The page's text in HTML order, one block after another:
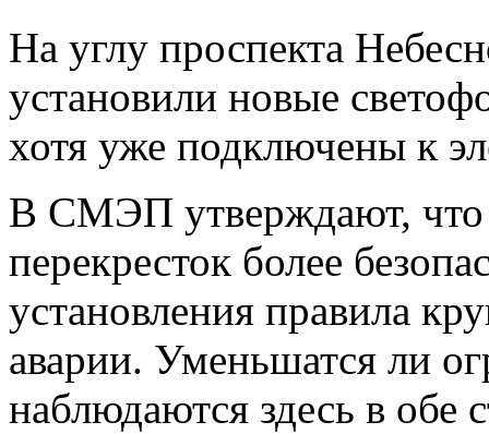
На углу проспекта
установили новые
хотя уже подключены к
В СМЭП утверждают, что
перекресток более
установления правила
аварии. Уменьшатся ли
наблюдаются здесь в